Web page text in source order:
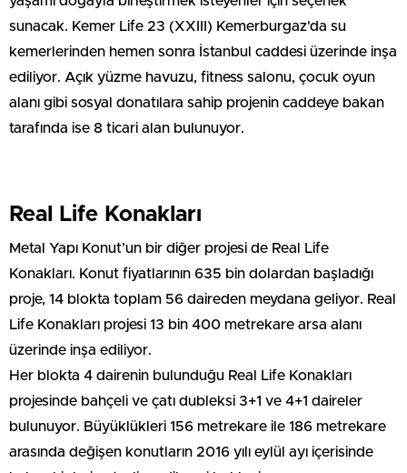
sunacak. Kemer Life 23 (XXIII) Kemerburgaz'da su
kemerlerinden hemen sonra İstanbul caddesi üzerinde inşa
ediliyor. Açık yüzme havuzu, fitness salonu, çocuk oyun
alanı gibi sosyal donatılara sahip projenin caddeye bakan
tarafında ise 8 ticari alan bulunuyor.
Real Life Konakları
Metal Yapı Konut’un bir diğer projesi de Real Life
Konakları. Konut fiyatlarının 635 bin dolardan başladığı
proje, 14 blokta toplam 56 daireden meydana geliyor. Real
Life Konakları projesi 13 bin 400 metrekare arsa alanı
üzerinde inşa ediliyor.
Her blokta 4 dairenin bulunduğu Real Life Konakları
projesinde bahçeli ve çatı dubleksi 3+1 ve 4+1 daireler
bulunuyor. Büyüklükleri 156 metrekare ile 186 metrekare
arasında değişen konutların 2016 yılı eylül ayı içerisinde